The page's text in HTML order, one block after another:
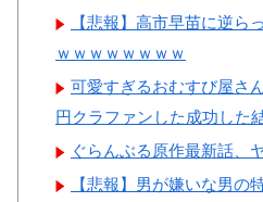
【悲報】高市早苗に逆ら
ｗｗｗｗｗｗｗｗ
可愛すぎるおむすび屋さ
円クラファンした成功した
ぐらんぶる原作最新話、
【悲報】男が嫌いな男の